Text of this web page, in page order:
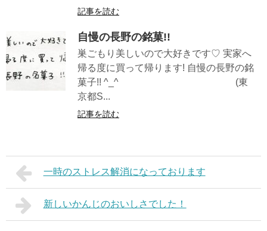
記事を読む
自慢の長野の銘菓!!
巣ごもり美しいので大好きです♡ 実家へ
帰る度に買って帰ります! 自慢の長野の銘
菓子!! ^_^ (東
京都S...
記事を読む
一時のストレス解消になっております
新しいかんじのおいしさでした！